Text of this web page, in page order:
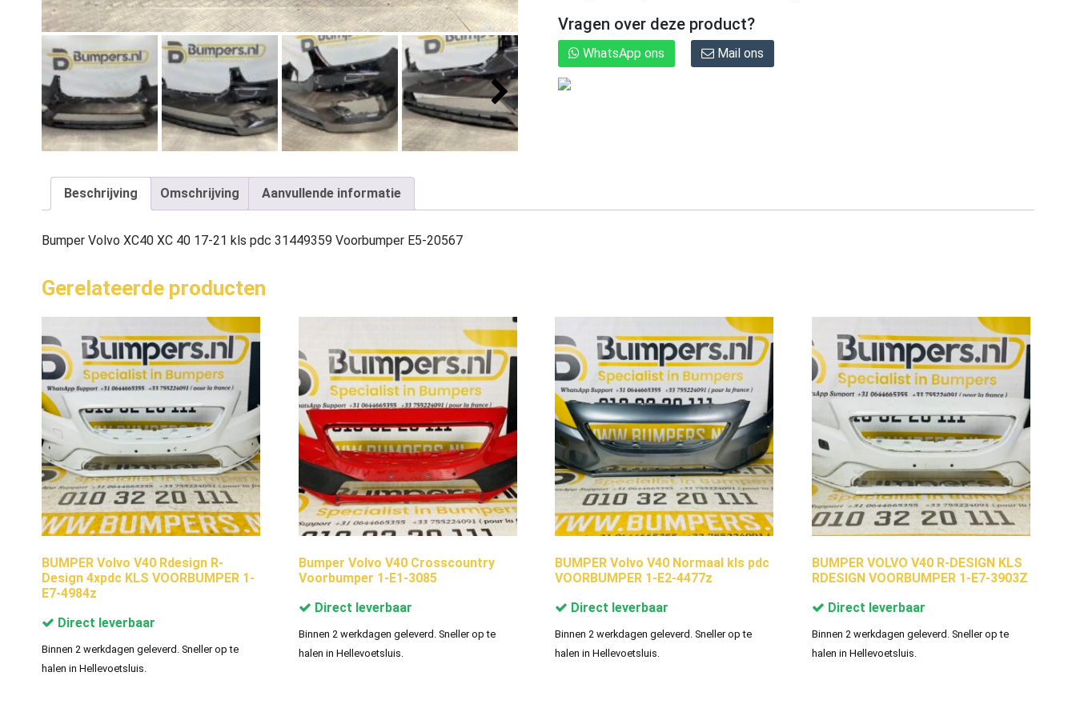
Vragen over deze product?
WhatsApp ons Mail ons
Beschrijving Omschrijving Aanvullende informatie
Bumper Volvo XC40 XC 40 17-21 kls pdc 31449359 Voorbumper E5-20567
Gerelateerde producten
BUMPER Volvo V40 Rdesign R-
Design 4xpdc KLS VOORBUMPER 1-
E7-4984z
Direct leverbaar
Binnen 2 werkdagen geleverd. Sneller op te
halen in Hellevoetsluis.
Bumper Volvo V40 Crosscountry
Voorbumper 1-E1-3085
Direct leverbaar
Binnen 2 werkdagen geleverd. Sneller op te
halen in Hellevoetsluis.
BUMPER Volvo V40 Normaal kls pdc
VOORBUMPER 1-E2-4477z
Direct leverbaar
Binnen 2 werkdagen geleverd. Sneller op te
halen in Hellevoetsluis.
BUMPER VOLVO V40 R-DESIGN KLS
RDESIGN VOORBUMPER 1-E7-3903Z
Direct leverbaar
Binnen 2 werkdagen geleverd. Sneller op te
halen in Hellevoetsluis.